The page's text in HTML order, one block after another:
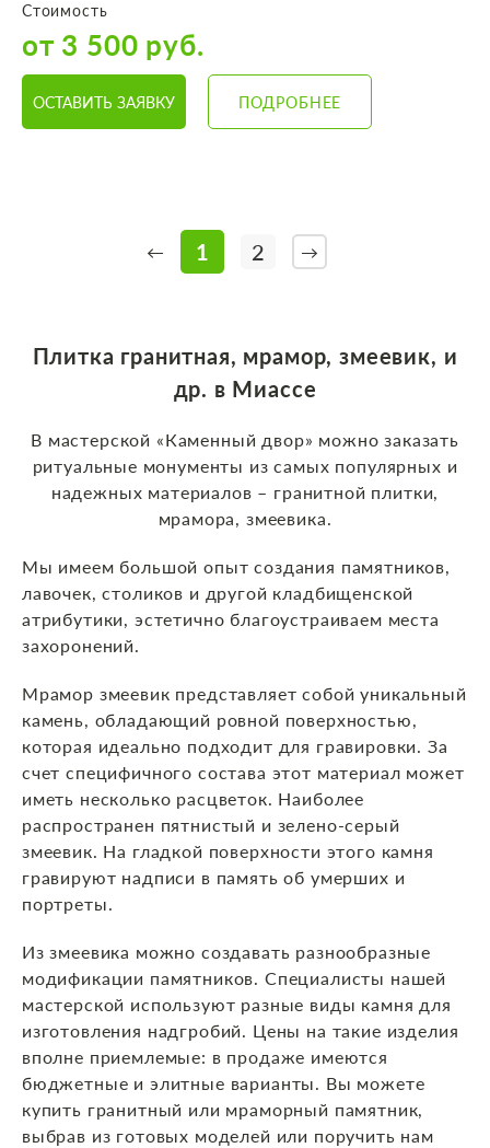
Стоимость
от 3 500 руб.
ОСТАВИТЬ ЗАЯВКУ ПОДРОБНЕЕ
← 1 2 →
Плитка гранитная, мрамор, змеевик, и
др. в Миассе
В мастерской «Каменный двор» можно заказать
ритуальные монументы из самых популярных и
надежных материалов – гранитной плитки,
мрамора, змеевика.
Мы имеем большой опыт создания памятников,
лавочек, столиков и другой кладбищенской
атрибутики, эстетично благоустраиваем места
захоронений.
Мрамор змеевик представляет собой уникальный
камень, обладающий ровной поверхностью,
которая идеально подходит для гравировки. За
счет специфичного состава этот материал может
иметь несколько расцветок. Наиболее
распространен пятнистый и зелено-серый
змеевик. На гладкой поверхности этого камня
гравируют надписи в память об умерших и
портреты.
Из змеевика можно создавать разнообразные
модификации памятников. Специалисты нашей
мастерской используют разные виды камня для
изготовления надгробий. Цены на такие изделия
вполне приемлемые: в продаже имеются
бюджетные и элитные варианты. Вы можете
купить гранитный или мраморный памятник,
выбрав из готовых моделей или поручить нам